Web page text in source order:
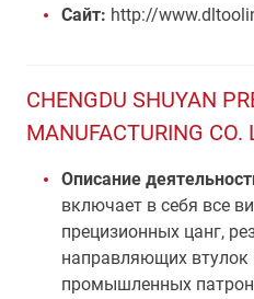
Сайт: http://
CHENGDU SHUYAN
MANUFACTURING CO.
Описание
включает в себя все
прецизионных цанг,
направляющих втулок
промышленных